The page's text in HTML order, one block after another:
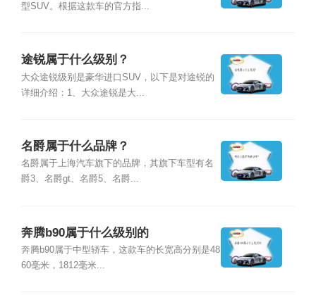
型SUV。根据这款车的官方指...
途锐属于什么级别？
大众途锐级别是豪华进口SUV，以下是对途锐的
详细介绍：1、大众途锐是大...
名爵属于什么品牌？
名爵属于上海汽车旗下的品牌，其旗下车型有名
爵3、名爵gt、名爵5、名爵...
奔腾b90属于什么级别的
奔腾b90属于中型轿车，这款车的长宽高分别是48
60毫米，1812毫米...